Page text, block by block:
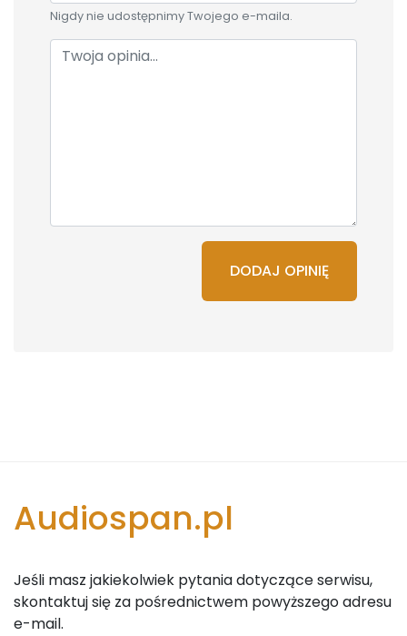
Nigdy nie udostępnimy Twojego e-maila.
DODAJ OPINIĘ
Audiospan.pl
Jeśli masz jakiekolwiek pytania dotyczące serwisu,
skontaktuj się za pośrednictwem powyższego adresu
e-mail.